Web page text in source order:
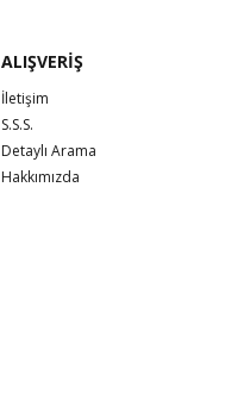
ALIŞVERİŞ
İletişim
S.S.S.
Detaylı Arama
Hakkımızda